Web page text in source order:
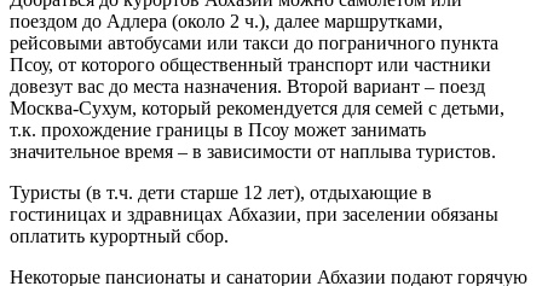
поездом до Адлера (около 2 ч.), далее маршрутками,
рейсовыми автобусами или такси до пограничного пункта
Псоу, от которого общественный транспорт или частники
довезут вас до места назначения. Второй вариант – поезд
Москва-Сухум, который рекомендуется для семей с детьми,
т.к. прохождение границы в Псоу может занимать
значительное время – в зависимости от наплыва туристов.
Туристы (в т.ч. дети старше 12 лет), отдыхающие в
гостиницах и здравницах Абхазии, при заселении обязаны
оплатить курортный сбор.
Некоторые пансионаты и санатории Абхазии подают горячую